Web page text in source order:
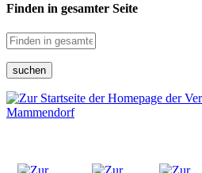
Finden in gesamter Seite
suchen